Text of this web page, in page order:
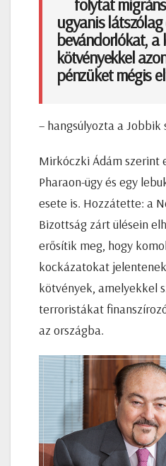
folytat
ugyanis
bevándorlókat, a
kötvényekkel
pénzüket mégis
– hangsúlyozta a Jobbik
Mirkóczki Ádám szerint
Pharaon-ügy és egy
esete is. Hozzátette: a
Bizottság zárt ülésein
erősítik meg, hogy
kockázatokat
kötvények, amelyekkel
terroristákat
az országba.